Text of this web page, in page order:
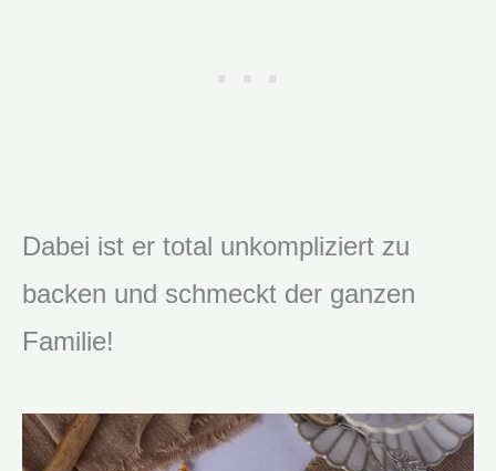
Dabei ist er total unkompliziert zu
backen und schmeckt der ganzen
Familie!